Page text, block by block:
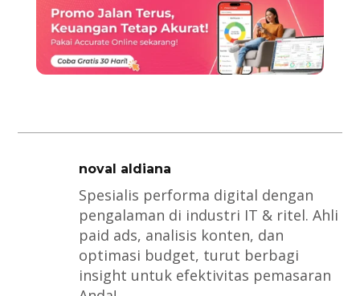
noval aldiana
Spesialis performa digital dengan
pengalaman di industri IT & ritel. Ahli
paid ads, analisis konten, dan
optimasi budget, turut berbagi
insight untuk efektivitas pemasaran